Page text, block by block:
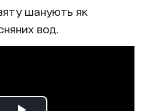
шанують як
вод.